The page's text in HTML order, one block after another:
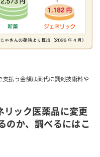
払う金額は薬代に調剤技術料や
リック医薬品に変更
のか、調べるにはこ